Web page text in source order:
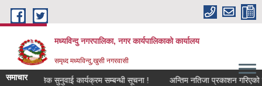
Skip to main content
मध्यविन्दु नगरपालिका, नगर कार्यपालिकाको कार्यालय
समृध्द मध्यविन्दु,खुसी नगरवासी
समाचार
सार्वजनिक सुनुवाई कार्यक्रम सम्बन्धी सूचना ! अन्तिम नतिजा प्रकाशन गरिएको